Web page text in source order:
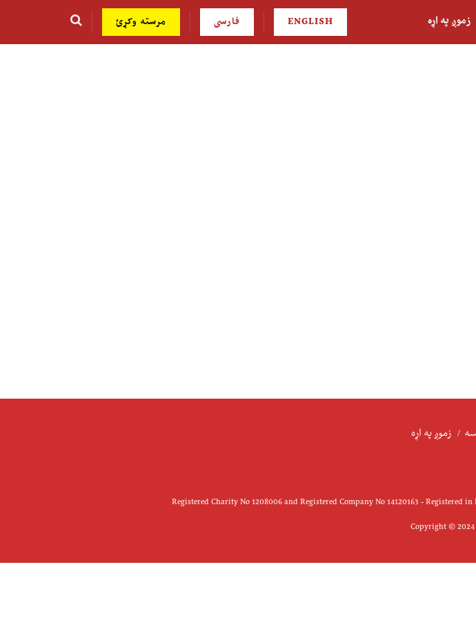
زموږ په اړه ENGLISH فارسی مرسته وکړئ
زموږ په اړه
Registered Charity No 1208006 and Registered Company No 14120163 - Registered
Copyright ©